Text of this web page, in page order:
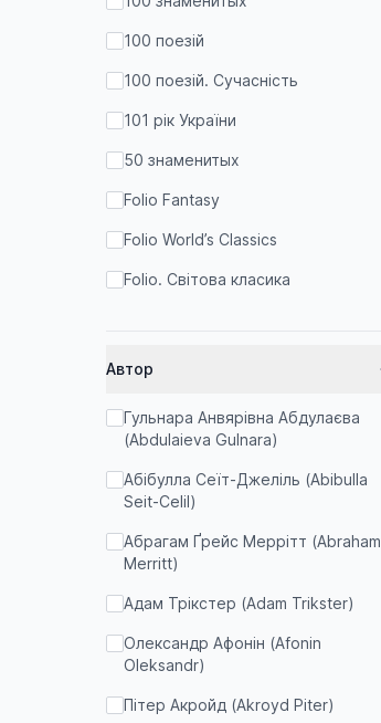
100 поезій
100 поезій. Сучасність
101 рік України
50 знаменитых
Folio Fantasy
Folio World’s Classics
Folio. Світова класика
Авторські зібрання
Антології літературні
Антологія українського анекдота
Барви
Бест
Автор
Гульнара Анвярівна Абдулаєва
(Abdulaieva Gulnara)
Абібулла Сеїт-Джеліль (Abibulla
Seit-Celil)
Абрагам Ґрейс Меррітт (Abraham
Merritt)
Адам Трікстер (Adam Trikster)
Олександр Афонін (Afonin
Oleksandr)
Пітер Акройд (Akroyd Piter)